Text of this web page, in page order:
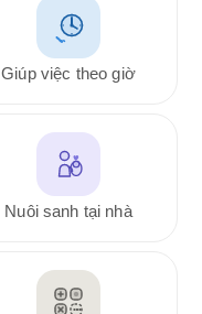
Giúp việc theo giờ
Nuôi sanh tại nhà